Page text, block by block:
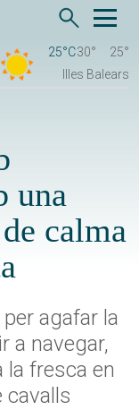
25°C30°
25°
Illes Balears
una
calma
agafar la
a navegar,
fresca en
cavalls